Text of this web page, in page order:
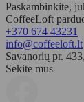
Paskambinkite,
CoffeeLoft
+370 674 43231
info@coffeeloft.lt
Savanorių pr.
Sekite mus